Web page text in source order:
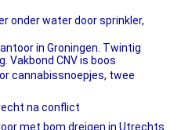
onder water door sprinkler,
in Groningen. Twintig
Vakbond CNV is boos
cannabissnoepjes, twee
na conflict
met bom dreigen in Utrechts